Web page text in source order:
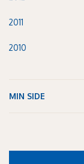
2011
2010
MIN SIDE